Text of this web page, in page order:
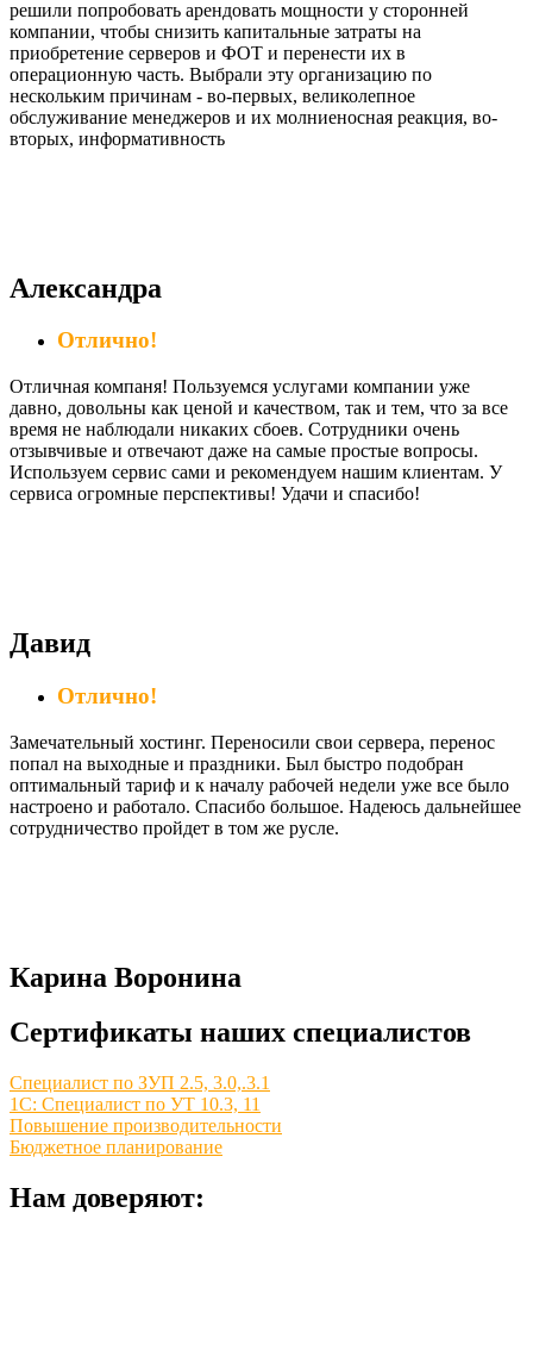
решили попробовать арендовать мощности у сторонней
компании, чтобы снизить капитальные затраты на
приобретение серверов и ФОТ и перенести их в
операционную часть. Выбрали эту организацию по
нескольким причинам - во-первых, великолепное
обслуживание менеджеров и их молниеносная реакция, во-
вторых, информативность
Александра
Отлично!
Отличная компаня! Пользуемся услугами компании уже
давно, довольны как ценой и качеством, так и тем, что за все
время не наблюдали никаких сбоев. Сотрудники очень
отзывчивые и отвечают даже на самые простые вопросы.
Используем сервис сами и рекомендуем нашим клиентам. У
сервиса огромные перспективы! Удачи и спасибо!
Давид
Отлично!
Замечательный хостинг. Переносили свои сервера, перенос
попал на выходные и праздники. Был быстро подобран
оптимальный тариф и к началу рабочей недели уже все было
настроено и работало. Спасибо большое. Надеюсь дальнейшее
сотрудничество пройдет в том же русле.
Карина Воронина
Сертификаты наших специалистов
Специалист по ЗУП 2.5, 3.0,.3.1
1С: Специалист по УТ 10.3, 11
Повышение производительности
Бюджетное планирование
Нам доверяют: